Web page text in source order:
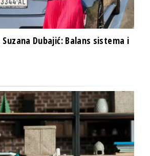
Dubajić: Balans sistema i